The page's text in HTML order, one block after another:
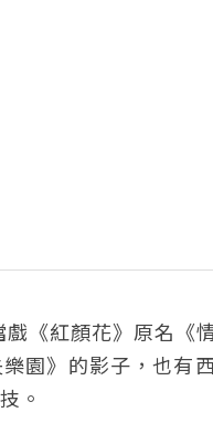
《紅顏花》原名《
園》的影子，也有
。